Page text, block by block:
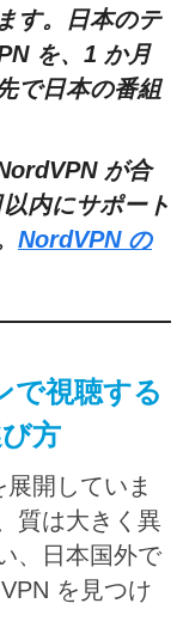
す。日本のテ
を、1 か月
で日本の番組
が合
内にサポート
NordVPN の
で視聴する
方
開していま
質は大きく異
、日本国外で
を見つけ